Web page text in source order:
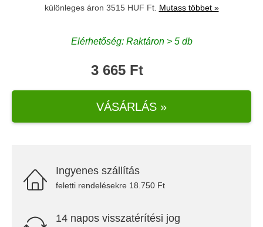
különleges áron 3515 HUF Ft. Mutass többet »
Elérhetőség: Raktáron > 5 db
3 665 Ft
VÁSÁRLÁS »
Ingyenes szállítás
feletti rendelésekre 18.750 Ft
14 napos visszatérítési jog